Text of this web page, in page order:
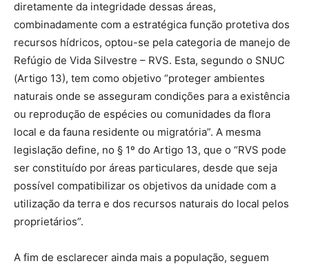
diretamente da integridade dessas áreas,
combinadamente com a estratégica função protetiva dos
recursos hídricos, optou-se pela categoria de manejo de
Refúgio de Vida Silvestre – RVS. Esta, segundo o SNUC
(Artigo 13), tem como objetivo “proteger ambientes
naturais onde se asseguram condições para a existência
ou reprodução de espécies ou comunidades da flora
local e da fauna residente ou migratória”. A mesma
legislação define, no § 1º do Artigo 13, que o “RVS pode
ser constituído por áreas particulares, desde que seja
possível compatibilizar os objetivos da unidade com a
utilização da terra e dos recursos naturais do local pelos
proprietários”.
A fim de esclarecer ainda mais a população, seguem